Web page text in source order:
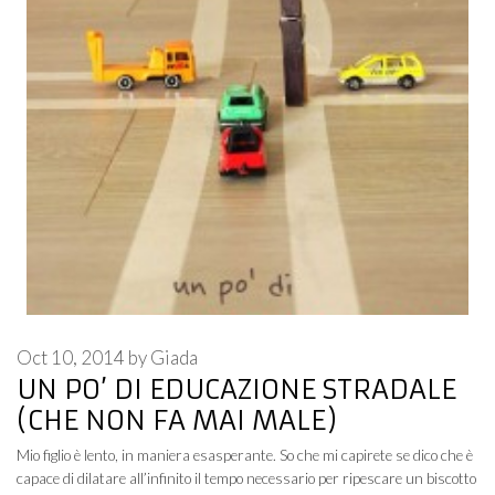
UN PO’ DI EDUCAZIONE STRADALE
(CHE NON FA MAI MALE)
Oct 10, 2014 byGiada
Mio figlio è lento, in maniera esasperante. So che mi capirete se dico che è
capace di dilatare all’infinito il tempo necessario per ripescare un biscotto